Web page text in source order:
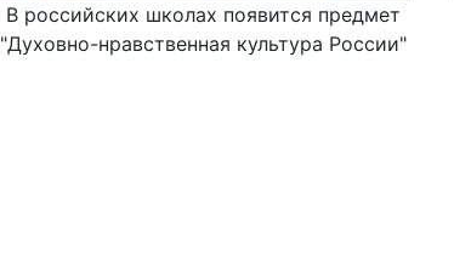
В российских школах появится предмет
"Духовно-нравственная культура России"